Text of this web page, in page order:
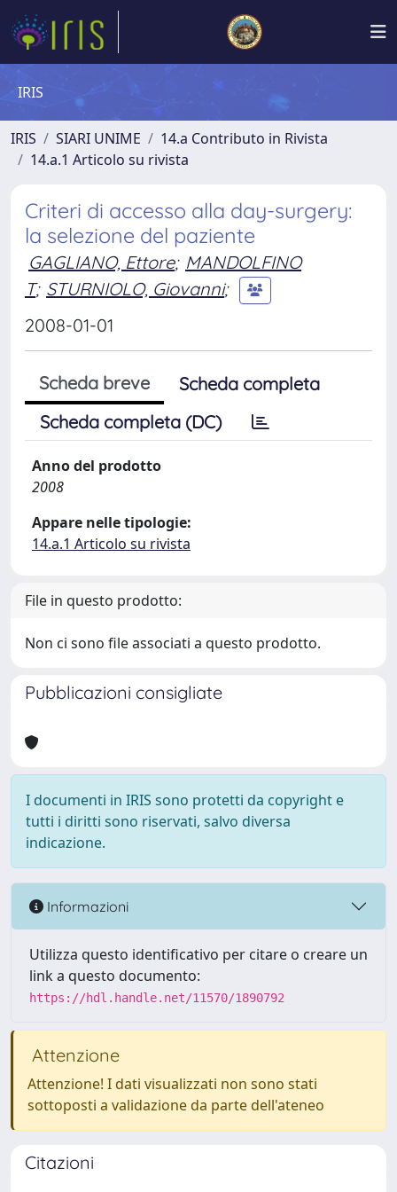
IRIS
IRIS SIARI UNIME
14.a Contributo in Rivista
14.a.1 Articolo su rivista
Criteri di accesso alla day-surgery:
la selezione del paziente
GAGLIANO, Ettore; MANDOLFINO
T; STURNIOLO, Giovanni;
2008-01-01
Scheda breve
Scheda completa
Scheda completa (DC)
Anno del prodotto
2008
Appare nelle tipologie:
14.a.1 Articolo su rivista
File in questo prodotto:
Non ci sono file associati a questo prodotto.
Pubblicazioni consigliate
I documenti in IRIS sono protetti da copyright e
tutti i diritti sono riservati, salvo diversa
indicazione.
Informazioni
Utilizza questo identificativo per citare o creare un
link a questo documento:
https://hdl.handle.net/11570/1890792
Attenzione
Attenzione! I dati visualizzati non sono stati
sottoposti a validazione da parte dell'ateneo
Citazioni